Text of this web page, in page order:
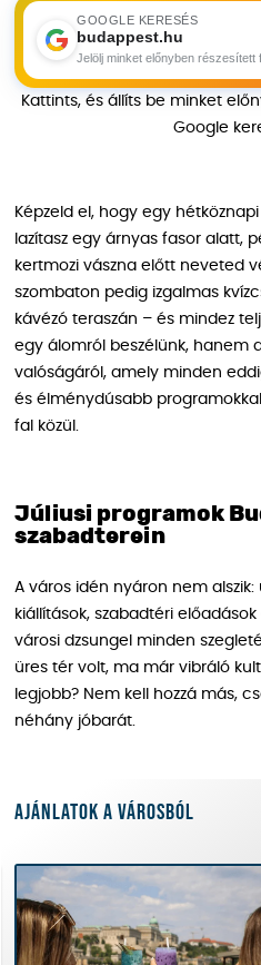
GOOGLE KERESÉS
budappest.hu
Jelölj minket előnyben részesített
Kattints, és állíts be minket
Google
Képzeld el, hogy egy
lazítasz egy árnyas fasor alatt,
kertmozi vászna előtt neveted
szombaton pedig izgalmas
kávézó teraszán – és mindez
egy álomról beszélünk, hanem
valóságáról, amely minden
és élménydúsabb
fal közül.
Júliusi programok
szabadterein
A város idén nyáron nem
kiállítások, szabadtéri
városi dzsungel minden
üres tér volt, ma már vibráló
legjobb? Nem kell hozzá más,
néhány jóbarát.
Ajánlatok a városból